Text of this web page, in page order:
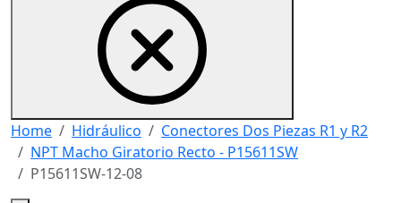
Home Hidráulico
Conectores Dos Piezas R1 y R2
NPT Macho Giratorio Recto - P15611SW
P15611SW-12-08